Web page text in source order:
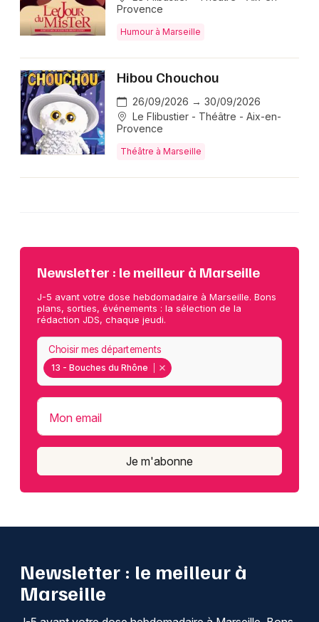
Provence
Humour à Marseille
Hibou Chouchou
26/09/2026 → 30/09/2026
Le Flibustier - Théâtre - Aix-en-
Provence
Théâtre à Marseille
Newsletter : le meilleur à Marseille
J-5 avant votre dose hebdomadaire à Marseille. Bons
plans, sorties, événements : la sélection de la
rédaction JDS, chaque jeudi.
13 - Bouches du Rhône
Choisir mes départements
Mon email
Je m'abonne
Newsletter : le meilleur à
Marseille